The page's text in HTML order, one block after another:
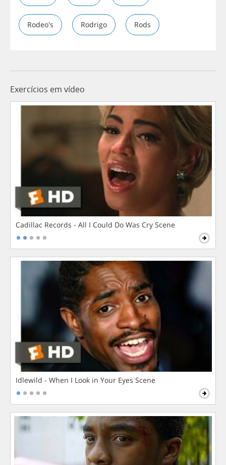
Rodeo's Rodrigo Rods
Exercícios em vídeo
Cadillac Records - All I Could Do Was Cry Scene
Idlewild - When I Look in Your Eyes Scene